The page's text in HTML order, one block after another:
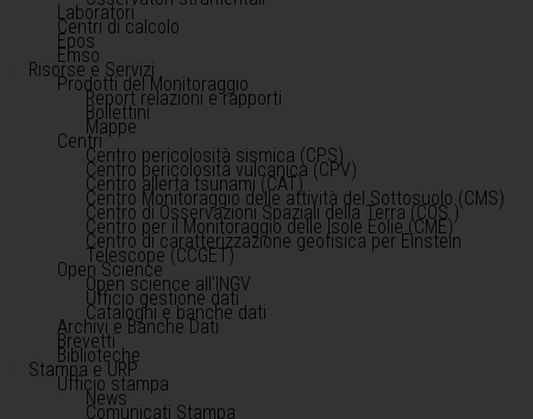
Laboratori
Centri di calcolo
Epos
Emso
Risorse e Servizi
Prodotti del Monitoraggio
Report relazioni e rapporti
Bollettini
Mappe
Centri
Centro pericolosità sismica (CPS)
Centro pericolosità vulcanica (CPV)
Centro allerta tsunami (CAT)
Centro Monitoraggio delle attività del Sottosuolo (CMS)
Centro di Osservazioni Spaziali della Terra (COS )
Centro per il Monitoraggio delle Isole Eolie (CME)
Centro di caratterizzazione geofisica per Einstein
Telescope (CCGET)
Open Science
Open science all'INGV
Ufficio gestione dati
Cataloghi e banche dati
Archivi e Banche Dati
Brevetti
Biblioteche
Stampa e URP
Ufficio stampa
News
Comunicati Stampa